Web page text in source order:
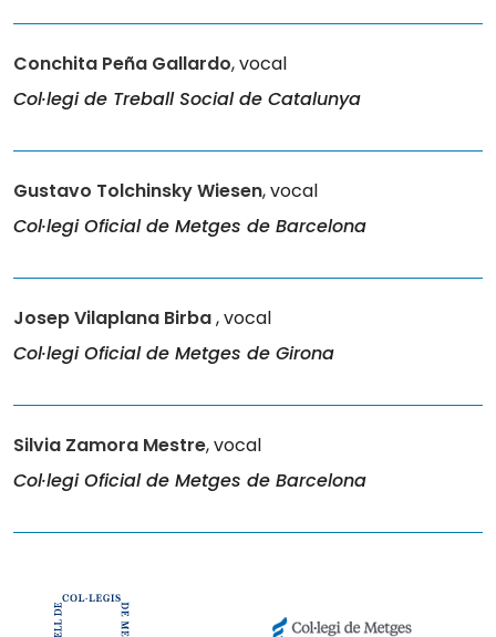
Conchita Peña Gallardo, vocal
Col·legi de Treball Social de Catalunya
Gustavo Tolchinsky Wiesen, vocal
Col·legi Oficial de Metges de Barcelona
Josep Vilaplana Birba, vocal
Col·legi Oficial de Metges de Girona
Silvia Zamora Mestre, vocal
Col·legi Oficial de Metges de Barcelona